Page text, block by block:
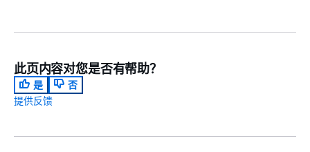
此页内容对您是否有帮助？
是
否
提供反馈